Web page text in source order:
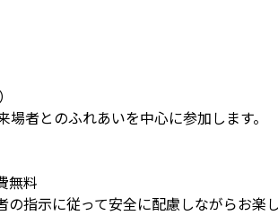
者とのふれあいを中心に参加します。
無料
指示に従って安全に配慮しながらお楽